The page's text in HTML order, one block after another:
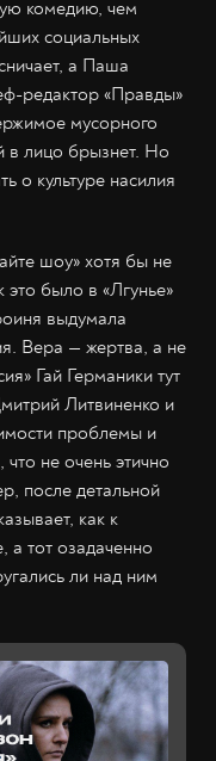
комедию, чем
социальных
а Паша
редактор «Правды»
мусорного
в лицо брызнет. Но
о культуре насилия
шоу» хотя бы не
это было в «Лгунье»
выдумала
Вера — жертва, а не
Гай Германики тут
Литвиненко и
проблемы и
не очень этично
после детальной
как к
а тот озадаченно
ли над ним